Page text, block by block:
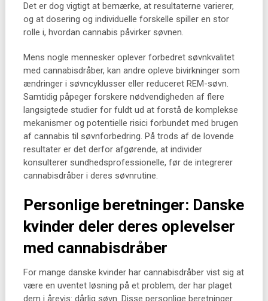
Det er dog vigtigt at bemærke, at resultaterne varierer,
og at dosering og individuelle forskelle spiller en stor
rolle i, hvordan cannabis påvirker søvnen.
Mens nogle mennesker oplever forbedret søvnkvalitet
med cannabisdråber, kan andre opleve bivirkninger som
ændringer i søvncyklusser eller reduceret REM-søvn.
Samtidig påpeger forskere nødvendigheden af flere
langsigtede studier for fuldt ud at forstå de komplekse
mekanismer og potentielle risici forbundet med brugen
af cannabis til søvnforbedring. På trods af de lovende
resultater er det derfor afgørende, at individer
konsulterer sundhedsprofessionelle, før de integrerer
cannabisdråber i deres søvnrutine.
Personlige beretninger: Danske
kvinder deler deres oplevelser
med cannabisdråber
For mange danske kvinder har cannabisdråber vist sig at
være en uventet løsning på et problem, der har plaget
dem i årevis: dårlig søvn. Disse personlige beretninger